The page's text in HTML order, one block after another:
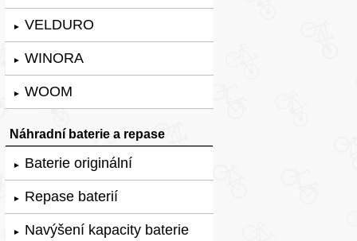
► VELDURO
► WINORA
► WOOM
Náhradní baterie a repase
► Baterie originální
► Repase baterií
► Navýšení kapacity baterie